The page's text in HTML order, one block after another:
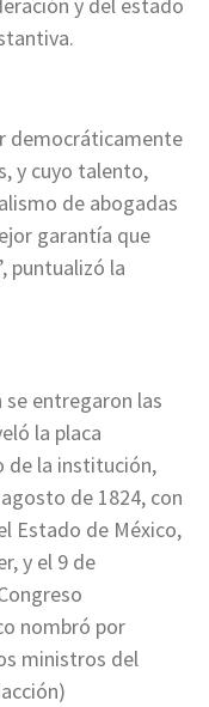
democráticamente
y cuyo talento,
de abogadas
garantía que
puntualizó la
se entregaron las
la placa
de la institución,
de 1824, con
Estado de México,
y el 9 de
nombró por
ministros del